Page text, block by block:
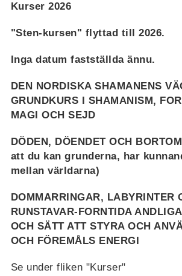
Kurser 2026
"Sten-kursen" flyttad till 2026.
Inga datum fastställda ännu.
DEN NORDISKA SHAMANENS
GRUNDKURS I SHAMANISM,
MAGI OCH SEJD
DÖDEN, DÖENDET OCH
att du kan grunderna, har
mellan världarna)
DOMMARRINGAR, LABYRINTER
RUNSTAVAR-FORNTIDA
OCH SÄTT ATT STYRA OCH
OCH FÖREMÅLS ENERGI
Se under fliken "Kurser"